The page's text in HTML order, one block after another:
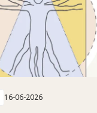
16-06-2026